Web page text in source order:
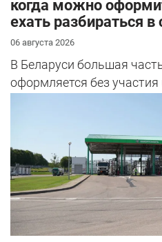
когда можно
ехать разбираться в
06 августа 2026
В Беларуси большая
оформляется без